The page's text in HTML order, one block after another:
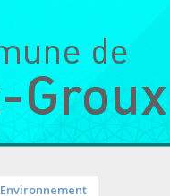
Environnement